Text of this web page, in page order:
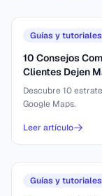
Guías y tutoriales
10 Consejos
Clientes Dejen
Descubre 10
Google Maps.
Leer artículo
Guías y tutoriales